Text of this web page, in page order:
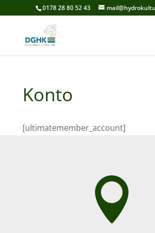
0178 28 80 52 43
Konto
[ultimatemember_account]
